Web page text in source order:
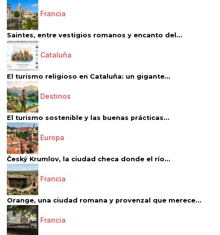
Francia
Saintes, entre vestigios romanos y encanto del...
Cataluña
El turismo religioso en Cataluña: un gigante...
Destinos
El turismo sostenible y las buenas prácticas...
Europa
Český Krumlov, la ciudad checa donde el río...
Francia
Orange, una ciudad romana y provenzal que merece...
Francia